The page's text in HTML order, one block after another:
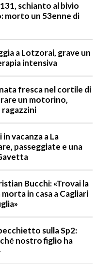
schianto al bivio
morto un 53enne di
a Lotzorai, grave un
intensiva
fresca nel cortile di
un motorino,
vacanza a La
passeggiate e una
Bucchi: «Trovai la
in casa a Cagliari
sulla Sp2:
nostro figlio ha